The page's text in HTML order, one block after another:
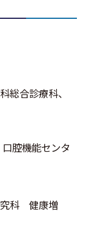
合診療科、
腔機能センタ
究科 健康増